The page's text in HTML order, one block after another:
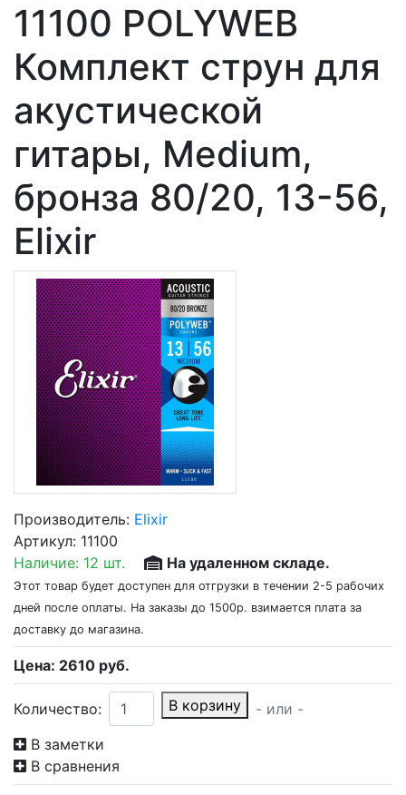
11100 POLYWEB
Комплект струн для
акустической
гитары, Medium,
бронза 80/20, 13-56,
Elixir
Производитель: Elixir
Артикул: 11100
Наличие: 12 шт. На удаленном складе.
Этот товар будет доступен для отгрузки в течении 2-5 рабочих
дней после оплаты. На заказы до 1500р. взимается плата за
доставку до магазина.
Цена: 2610 руб.
Количество: В корзину
- или -
В заметки
В сравнения